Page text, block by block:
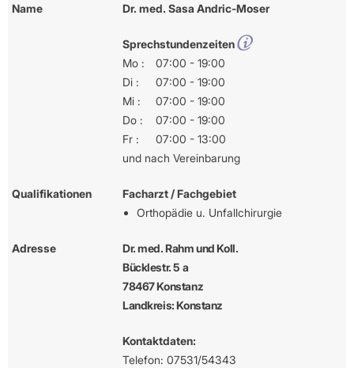
Name Dr. med. Sasa Andric-Moser
Sprechstundenzeiten
Mo :
07:00 - 19:00
Di :
07:00 - 19:00
Mi :
07:00 - 19:00
Do :
07:00 - 19:00
Fr :
07:00 - 13:00
und nach Vereinbarung
Qualifikationen
Facharzt / Fachgebiet
Orthopädie u. Unfallchirurgie
Adresse
Dr. med. Rahm und Koll.
Bücklestr. 5 a
78467 Konstanz
Landkreis: Konstanz
Kontaktdaten:
Telefon: 07531/54343